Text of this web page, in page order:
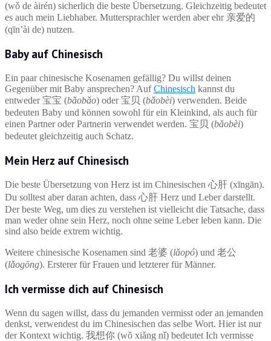
(wǒ de àirén) sicherlich die beste Übersetzung. Gleichzeitig bedeutet
es auch mein Liebhaber. Muttersprachler werden aber ehr 亲爱的
(qīn’ài de) nutzen.
Baby auf Chinesisch
Ein paar chinesische Kosenamen gefällig? Du willst deinen
Gegenüber mit Baby ansprechen? AufChinesisch kannst du
entweder 宝宝 (bǎobǎo) oder 宝贝 (bǎobèi) verwenden. Beide
bedeuten Baby und können sowohl für ein Kleinkind, als auch für
einen Partner oder Partnerin verwendet werden. 宝贝 (bǎobèi)
bedeutet gleichzeitig auch Schatz.
Mein Herz auf Chinesisch
Die beste Übersetzung von Herz ist im Chinesischen 心肝 (xīngān).
Du solltest aber daran achten, dass 心肝 Herz und Leber darstellt.
Der beste Weg, um dies zu verstehen ist vielleicht die Tatsache, dass
man weder ohne sein Herz, noch ohne seine Leber leben kann. Die
sind also beide extrem wichtig.
Weitere chinesische Kosenamen sind 老婆 (lǎopó) und 老公
(lǎogōng). Ersterer für Frauen und letzterer für Männer.
Ich vermisse dich auf Chinesisch
Wenn du sagen willst, dass du jemanden vermisst oder an jemanden
denkst, verwendest du im Chinesischen das selbe Wort. Hier ist nur
der Kontext wichtig. 我想你 (wǒ xiǎng nǐ) bedeutet Ich vermisse